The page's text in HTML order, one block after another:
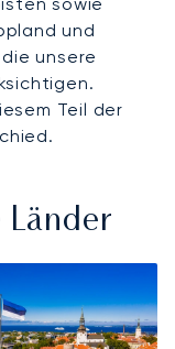
und
unsere
Teil der
Länder